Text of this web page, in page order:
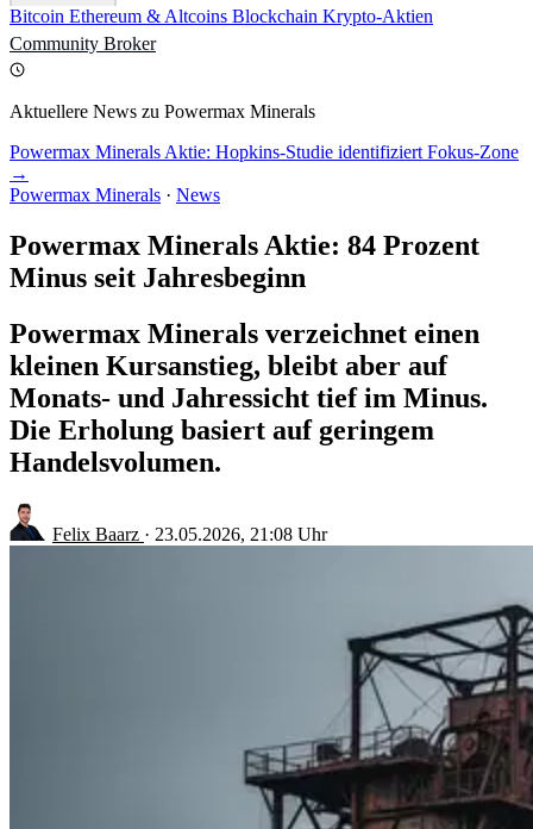
Bitcoin Ethereum & Altcoins Blockchain Krypto-Aktien
Community Broker
Aktuellere News zu Powermax Minerals
Powermax Minerals Aktie: Hopkins-Studie identifiziert Fokus-Zone
→
Powermax Minerals · News
Powermax Minerals Aktie: 84 Prozent
Minus seit Jahresbeginn
Powermax Minerals verzeichnet einen
kleinen Kursanstieg, bleibt aber auf
Monats- und Jahressicht tief im Minus.
Die Erholung basiert auf geringem
Handelsvolumen.
Felix Baarz · 23.05.2026, 21:08 Uhr